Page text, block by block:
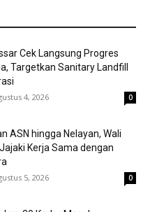
Cek Langsung Progres
Targetkan Sanitary Landfill
4, 2026 0
ASN hingga Nelayan, Wali
Kerja Sama dengan
5, 2026 0